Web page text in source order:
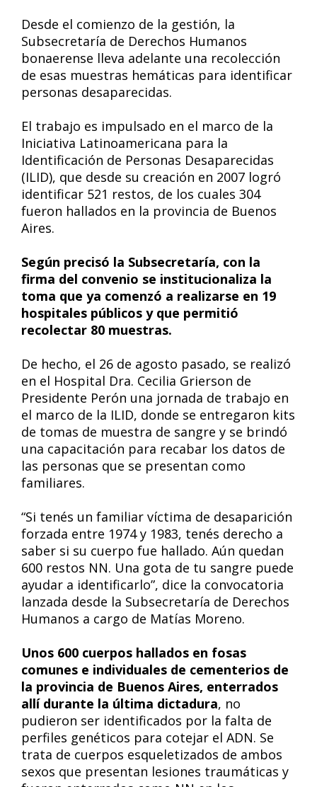
Desde el comienzo de la gestión, la
Subsecretaría de Derechos Humanos
bonaerense lleva adelante una recolección
de esas muestras hemáticas para identificar
personas desaparecidas.
El trabajo es impulsado en el marco de la
Iniciativa Latinoamericana para la
Identificación de Personas Desaparecidas
(ILID), que desde su creación en 2007 logró
identificar 521 restos, de los cuales 304
fueron hallados en la provincia de Buenos
Aires.
Según precisó la Subsecretaría, con la
firma del convenio se institucionaliza la
toma que ya comenzó a realizarse en 19
hospitales públicos y que permitió
recolectar 80 muestras.
De hecho, el 26 de agosto pasado, se realizó
en el Hospital Dra. Cecilia Grierson de
Presidente Perón una jornada de trabajo en
el marco de la ILID, donde se entregaron kits
de tomas de muestra de sangre y se brindó
una capacitación para recabar los datos de
las personas que se presentan como
familiares.
“Si tenés un familiar víctima de desaparición
forzada entre 1974 y 1983, tenés derecho a
saber si su cuerpo fue hallado. Aún quedan
600 restos NN. Una gota de tu sangre puede
ayudar a identificarlo”, dice la convocatoria
lanzada desde la Subsecretaría de Derechos
Humanos a cargo de Matías Moreno.
Unos 600 cuerpos hallados en fosas
comunes e individuales de cementerios de
la provincia de Buenos Aires, enterrados
allí durante la última dictadura, no
pudieron ser identificados por la falta de
perfiles genéticos para cotejar el ADN. Se
trata de cuerpos esqueletizados de ambos
sexos que presentan lesiones traumáticas y